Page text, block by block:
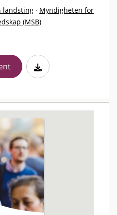
landsting · Myndigheten för
(MSB)